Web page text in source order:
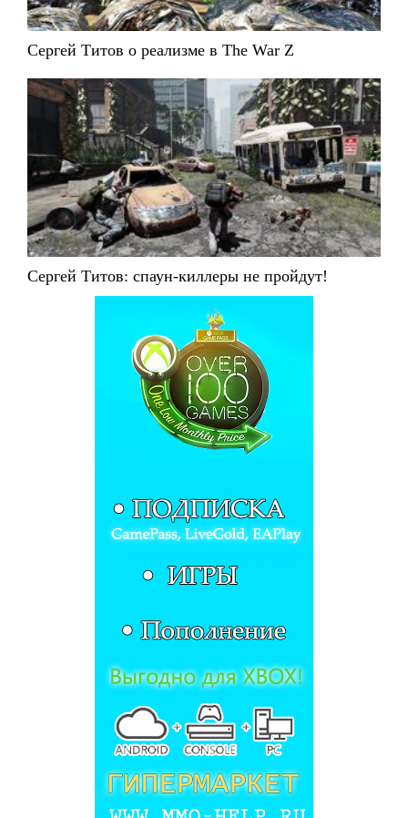
Сергей Титов о реализме в The War Z
Сергей Титов: спаун-киллеры не пройдут!